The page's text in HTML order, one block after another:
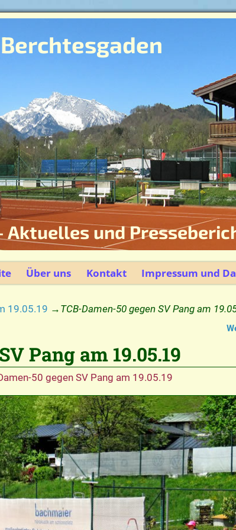
Berchtesgaden
Aktuelles und
Über uns Kontakt Impressum und
19.05.19 → TCB-Damen-50 gegen SV Pang am
Pang am 19.05.19
50 gegen SV Pang am 19.05.19